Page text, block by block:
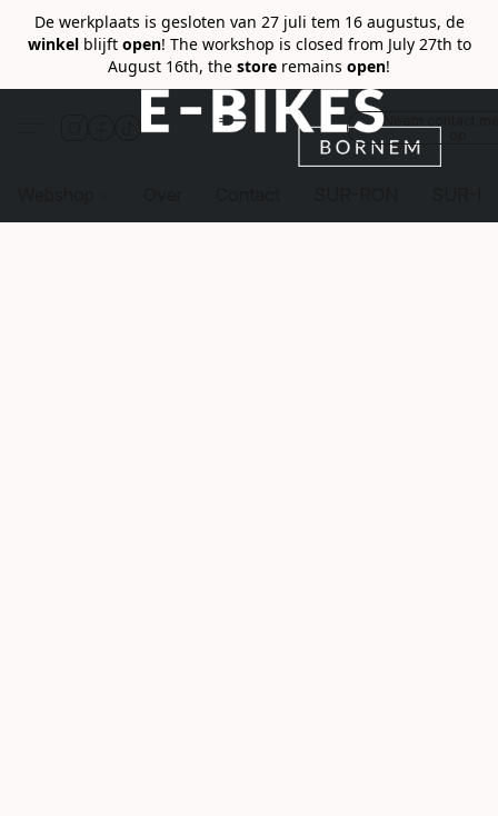
De werkplaats is gesloten van 27 juli tem 16 augustus, de
winkelblijft open! The workshop is closed from July 27th to
August 16th, the store remains open!
Neem contact